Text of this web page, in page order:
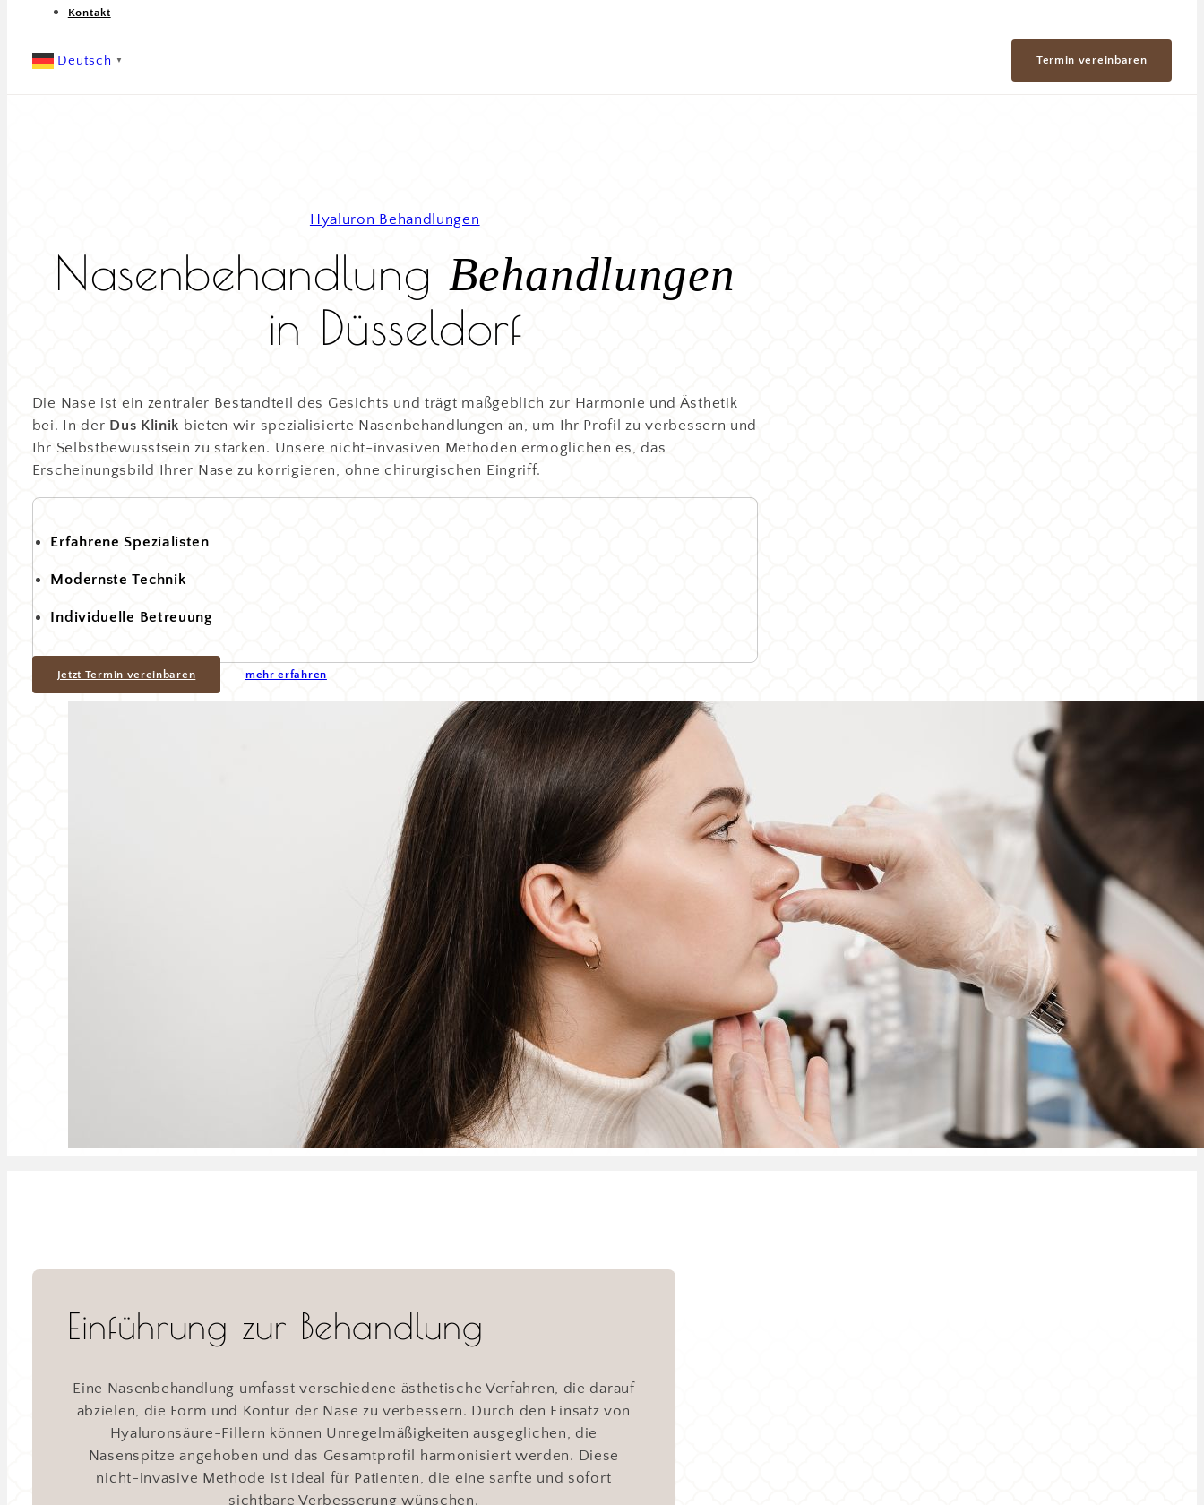
Kontakt
Deutsch ▼ Termin vereinbaren
Hyaluron Behandlungen
Nasenbehandlung Behandlungen
in Düsseldorf
Die Nase ist ein zentraler Bestandteil des Gesichts und trägt maßgeblich zur Harmonie und Ästhetik
bei. In der Dus Klinik bieten wir spezialisierte Nasenbehandlungen an, um Ihr Profil zu verbessern und
Ihr Selbstbewusstsein zu stärken. Unsere nicht-invasiven Methoden ermöglichen es, das
Erscheinungsbild Ihrer Nase zu korrigieren, ohne chirurgischen Eingriff.
Erfahrene Spezialisten
Modernste Technik
Individuelle Betreuung
Jetzt Termin vereinbaren mehr erfahren
Einführung zur Behandlung
Eine Nasenbehandlung umfasst verschiedene ästhetische Verfahren, die darauf
abzielen, die Form und Kontur der Nase zu verbessern. Durch den Einsatz von
Hyaluronsäure-Fillern können Unregelmäßigkeiten ausgeglichen, die
Nasenspitze angehoben und das Gesamtprofil harmonisiert werden. Diese
nicht-invasive Methode ist ideal für Patienten, die eine sanfte und sofort
sichtbare Verbesserung wünschen.